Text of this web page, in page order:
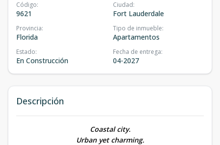
Código:
9621
Ciudad:
Fort Lauderdale
Provincia:
Florida
Tipo de inmueble:
Apartamentos
Estado:
En Construcción
Fecha de entrega:
04-2027
Descripción
Coastal city.
Urban yet charming.